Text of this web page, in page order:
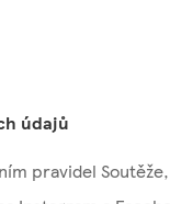
údajů
pravidel